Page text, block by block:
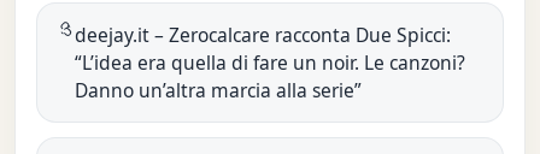
deejay.it – Zerocalcare racconta Due Spicci:
“L’idea era quella di fare un noir. Le canzoni?
Danno un’altra marcia alla serie”